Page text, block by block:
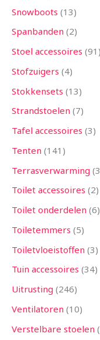
Snowboots 13
Spanbanden 2
Stoel accessoires 91
Stofzuigers 4
Stokkensets 13
Strandstoelen 7
Tafel accessoires 3
Tenten 141
Terrasverwarming 3
Toilet accessoires 2
Toilet onderdelen 6
Toiletemmers 5
Toiletvloeistoffen 3
Tuin accessoires 34
Uitrusting 246
Ventilatoren 10
Verstelbare stoelen